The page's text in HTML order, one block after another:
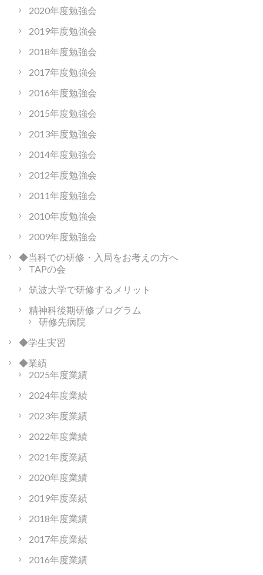
2020年度勉強会
2019年度勉強会
2018年度勉強会
2017年度勉強会
2016年度勉強会
2015年度勉強会
2013年度勉強会
2014年度勉強会
2012年度勉強会
2011年度勉強会
2010年度勉強会
2009年度勉強会
◆当科での研修・入局をお考えの方へ
TAPの会
筑波大学で研修するメリット
精神科後期研修プログラム
研修先病院
◆学生実習
◆業績
2025年度業績
2024年度業績
2023年度業績
2022年度業績
2021年度業績
2020年度業績
2019年度業績
2018年度業績
2017年度業績
2016年度業績